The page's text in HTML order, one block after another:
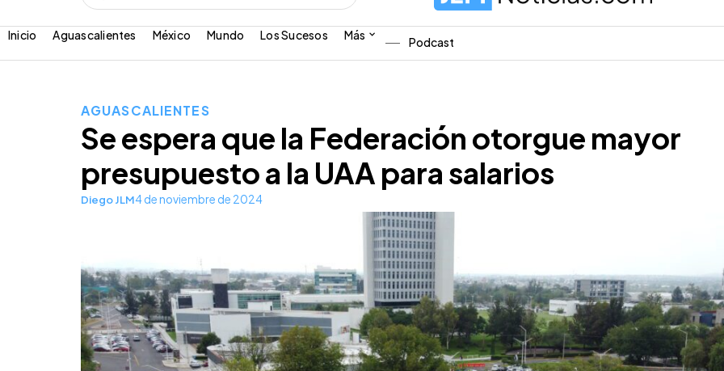
Inicio Aguascalientes México Mundo Los Sucesos Más Podcast
AGUASCALIENTES
Se espera que la Federación otorgue mayor
presupuesto a la UAA para salarios
Diego JLM4 de noviembre de 2024